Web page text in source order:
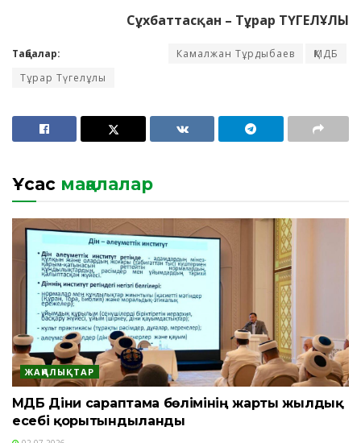
Сұхбаттасқан – Тұрар ТҮГЕЛҰЛЫ
Таңбалар: Камалжан Тұрдыбаев
ҚМДБ
Тұрар Түгелұлы
Ұқсас мақалалар
ЖАҢАЛЫҚТАР
ҚМДБ Діни сараптама бөлімінің жарты жылдық
есебі қорытындыланды